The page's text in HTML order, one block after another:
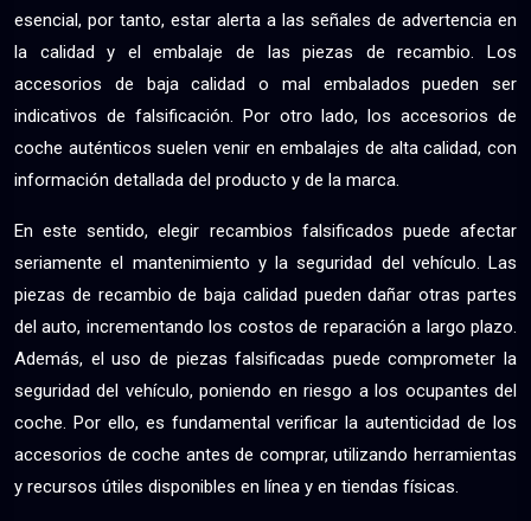
esencial, por tanto, estar alerta a las señales de advertencia en
la calidad y el embalaje de las piezas de recambio. Los
accesorios de baja calidad o mal embalados pueden ser
indicativos de falsificación. Por otro lado, los accesorios de
coche auténticos suelen venir en embalajes de alta calidad, con
información detallada del producto y de la marca.
En este sentido, elegir recambios falsificados puede afectar
seriamente el mantenimiento y la seguridad del vehículo. Las
piezas de recambio de baja calidad pueden dañar otras partes
del auto, incrementando los costos de reparación a largo plazo.
Además, el uso de piezas falsificadas puede comprometer la
seguridad del vehículo, poniendo en riesgo a los ocupantes del
coche. Por ello, es fundamental verificar la autenticidad de los
accesorios de coche antes de comprar, utilizando herramientas
y recursos útiles disponibles en línea y en tiendas físicas.